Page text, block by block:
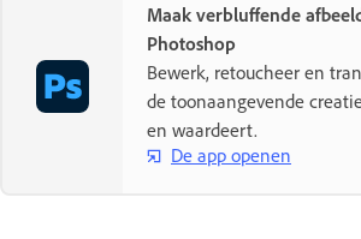
Maak verbluffende
Photoshop
Bewerk, retoucheer en
de toonaangevende
en waardeert.
De app openen